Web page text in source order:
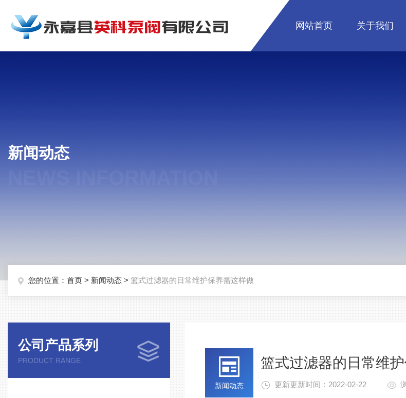
网站首页 关于我们
新闻动态
您的位置： 首页 > 新闻动态 > 篮式过滤器的日常维护保养需这样做
公司产品系列
PRODUCT RANGE
新闻动态
篮式过滤器的日常维
更新更新时间：2022-02-22